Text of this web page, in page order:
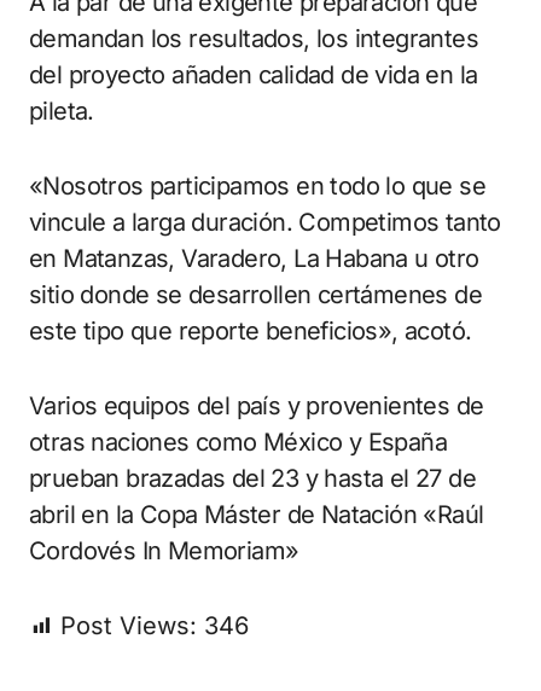
demandan los resultados, los integrantes
del proyecto añaden calidad de vida en la
pileta.
«Nosotros participamos en todo lo que se
vincule a larga duración. Competimos tanto
en Matanzas, Varadero, La Habana u otro
sitio donde se desarrollen certámenes de
este tipo que reporte beneficios», acotó.
Varios equipos del país y provenientes de
otras naciones como México y España
prueban brazadas del 23 y hasta el 27 de
abril en la Copa Máster de Natación «Raúl
Cordovés In Memoriam»
Post Views: 346